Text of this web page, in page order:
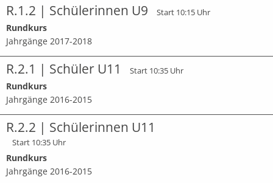
R.1.2 | Schülerinnen U9 Start 10:15 Uhr
Rundkurs
Jahrgänge 2017-2018
R.2.1 | Schüler U11 Start 10:35 Uhr
Rundkurs
Jahrgänge 2016-2015
R.2.2 | Schülerinnen U11
Start 10:35 Uhr
Rundkurs
Jahrgänge 2016-2015